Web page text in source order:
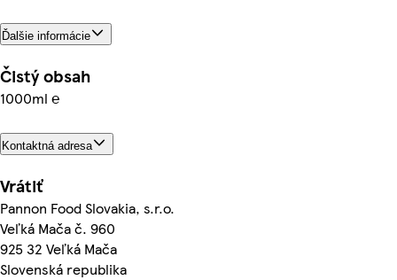
Ďalšie informácie
Čistý obsah
1000ml ℮
Kontaktná adresa
Vrátiť
Pannon Food Slovakia, s.r.o.
Veľká Mača č. 960
925 32 Veľká Mača
Slovenská republika